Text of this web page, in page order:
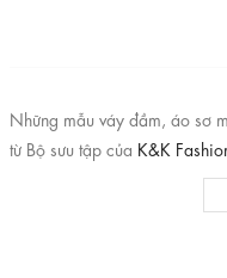
Những mẫu váy đầm, áo sơ
từ Bộ sưu tập của K&K
công sở không mất quá
được xu hướng, update